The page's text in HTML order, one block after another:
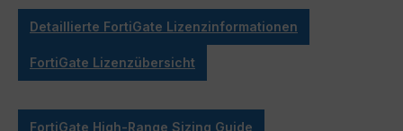
Detaillierte FortiGate Lizenzinformationen
FortiGate Lizenzübersicht
FortiGate High-Range Sizing Guide